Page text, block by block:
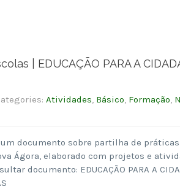
| EDUCAÇÃO PARA A
Atividades, Básico, Formação,
documento sobre partilha de práticas
Ágora, elaborado com projetos e
documento: EDUCAÇÃO PARA A